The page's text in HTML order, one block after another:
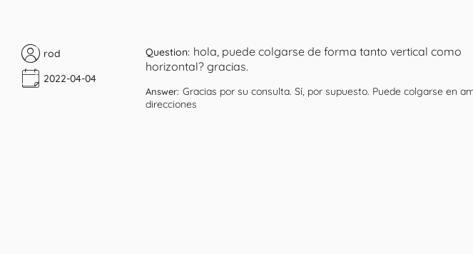
rod
2022-04-04
Question: hola, puede colgarse de forma tanto vertical como
horizontal? gracias.
Answer: Gracias por su consulta. Sí, por supuesto. Puede colgarse en
direcciones